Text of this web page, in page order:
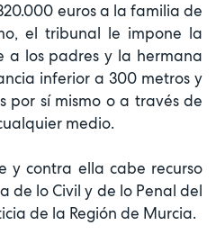
euros a la familia de
el tribunal le impone la
a los padres y la hermana
inferior a 300 metros y
por sí mismo o a través de
medio.
y contra ella cabe recurso
de lo Civil y de lo Penal del
de la Región de Murcia.